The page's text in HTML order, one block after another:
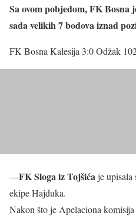
Sa ovom pobjedom, FK Bosna
sada velikih 7 bodova iznad
FK Bosna Kalesija 3:0 Odžak
—FK Sloga iz Tojšićaje
ekipe Hajduka.
Nakon što je Apelaciona